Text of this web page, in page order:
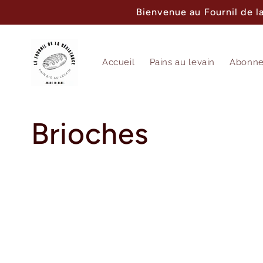
au
Bienvenue au Fournil de
Accueil Pains au levain
C
Brioches